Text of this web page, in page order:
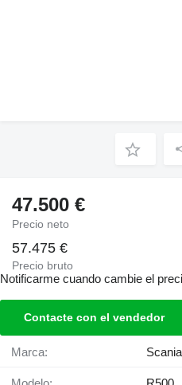
47.500 €
Precio neto
57.475 €
Precio bruto
Notificarme cuando cambie el
Contacte con el vendedor
Marca: Scania